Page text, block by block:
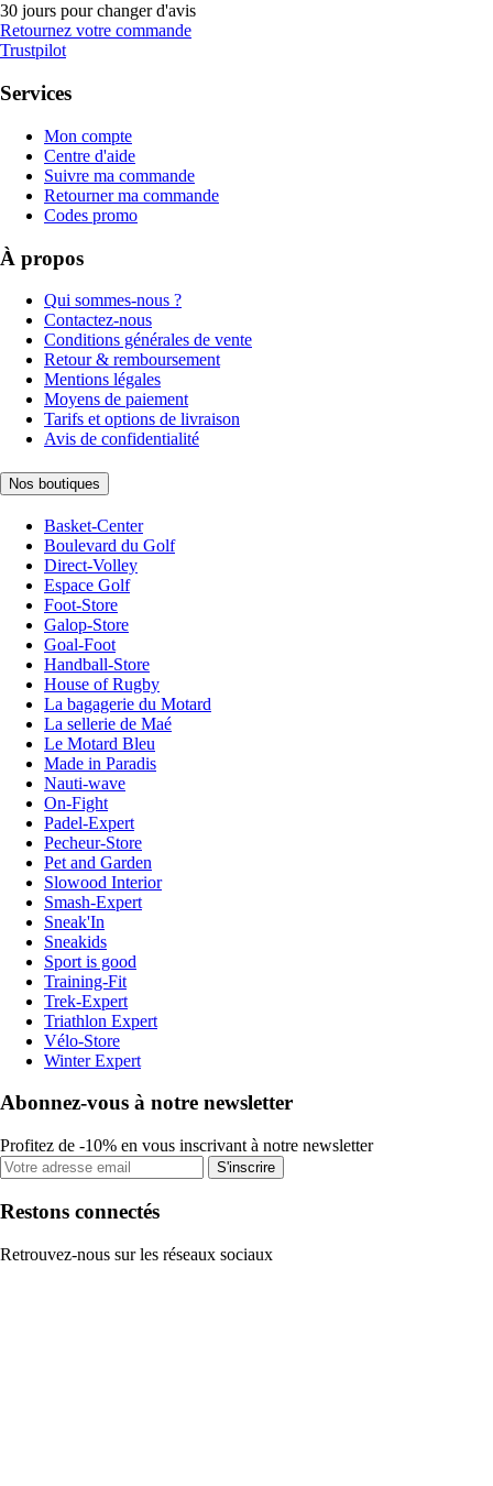
30 jours pour changer d'avis
Retournez votre commande
Trustpilot
Services
Mon compte
Centre d'aide
Suivre ma commande
Retourner ma commande
Codes promo
À propos
Qui sommes-nous ?
Contactez-nous
Conditions générales de vente
Retour & remboursement
Mentions légales
Moyens de paiement
Tarifs et options de livraison
Avis de confidentialité
Nos boutiques
Basket-Center
Boulevard du Golf
Direct-Volley
Espace Golf
Foot-Store
Galop-Store
Goal-Foot
Handball-Store
House of Rugby
La bagagerie du Motard
La sellerie de Maé
Le Motard Bleu
Made in Paradis
Nauti-wave
On-Fight
Padel-Expert
Pecheur-Store
Pet and Garden
Slowood Interior
Smash-Expert
Sneak'In
Sneakids
Sport is good
Training-Fit
Trek-Expert
Triathlon Expert
Vélo-Store
Winter Expert
Abonnez-vous à notre newsletter
Profitez de -10% en vous inscrivant à notre newsletter
S'inscrire
Restons connectés
Retrouvez-nous sur les réseaux sociaux